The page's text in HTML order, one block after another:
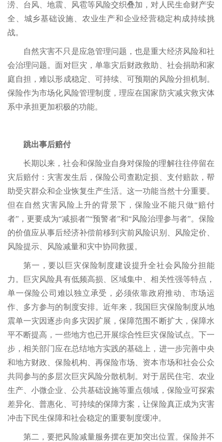
涝、台风、地震、风雹等风险交织叠加，对人民生命财产安
全、城乡基础设施、农业生产和企业经营稳定构成持续挑
战。
自然灾害不只是应急管理问题，也是重大经济风险和社
会治理问题。面对巨灾，单靠灾后财政救助、社会捐助和家
庭自担，难以形成稳定、可持续、可预期的风险分担机制。
保险作为市场化风险管理制度，理应在国家防灾减灾救灾体
系中承担更加积极的功能。
跳出事后赔付
长期以来，社会和保险业自身对保险的理解往往停留在
灾后赔付：灾害发生后，保险公司查勘定损、支付赔款，帮
助受灾群众和企业恢复生产生活。这一功能当然十分重要。
但在自然灾害风险上升的背景下，保险业不能只做“赔付
者”，更要成为“减损者”“预警者”和“风险治理参与者”。保险
的价值应从事后经济补偿前移到灾前风险识别、风险定价、
风险提示、风险减量和灾中协同救援。
第一，要以巨灾保险制度建设提升全社会风险分担能
力。巨灾风险具有低频高损、区域集中、相关性强等特点，
单一保险公司难以独立承受，必须依靠政府推动、市场运
作、多方参与的制度安排。近年来，我国巨灾保险制度从地
震单一灾因逐步向多灾因扩展，保障范围不断扩大，保障水
平不断提高，一些地方也已开展综合性巨灾保险试点。下一
步，相关部门应在总结地方实践的基础上，进一步完善中央
和地方财政、保险机构、再保险市场、资本市场和社会公众
共同参与的多层次巨灾风险分散机制。对于居民住宅、农业
生产、小微企业、公共基础设施等重点领域，保险业可探索
差异化、普惠化、可持续的保障方案，让保险真正成为灾害
冲击下民生保障和社会稳定的重要制度缓冲。
第二，要把风险减量服务摆在更加突出位置。保险并不